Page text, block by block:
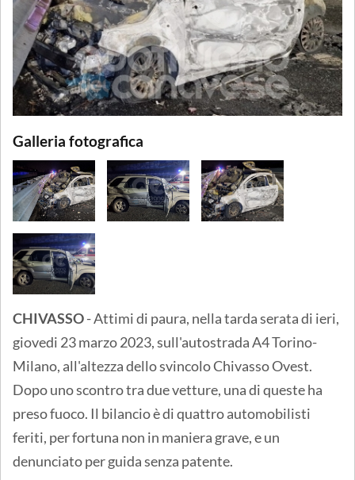
Galleria fotografica
CHIVASSO- Attimi di paura, nella tarda serata di ieri,
giovedi 23 marzo 2023, sull'autostrada A4 Torino-
Milano, all'altezza dello svincolo Chivasso Ovest.
Dopo uno scontro tra due vetture, una di queste ha
preso fuoco. Il bilancio è di quattro automobilisti
feriti, per fortuna non in maniera grave, e un
denunciato per guida senza patente.